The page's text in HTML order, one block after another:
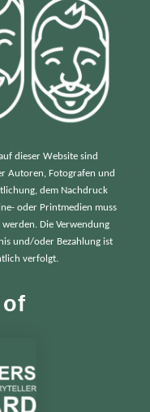
dieser Website sind
Autoren, Fotografen und
dem Nachdruck
oder Printmedien muss
Die Verwendung
und/oder Bezahlung ist
verfolgt.